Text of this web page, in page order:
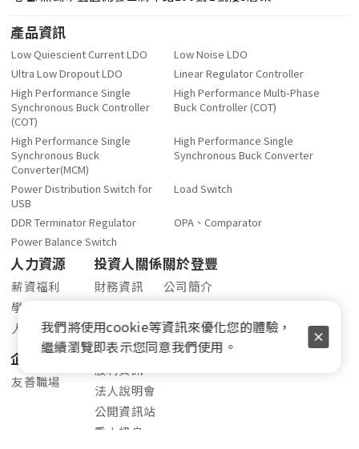
產品資訊
Low Quiescient Current LDO
Low Noise LDO
Ultra Low Dropout LDO
Linear Regulator Controller
High Performance Single
Synchronous Buck Controller
(COT)
High Performance Multi-Phase
Buck Controller (COT)
High Performance Single
Synchronous Buck
Converter(MCM)
High Performance Single
Synchronous Buck Converter
Power Distribution Switch for
USB
Load Switch
DDR Terminator Regulator
OPA、Comparator
Power Balance Switch
人力資源
薪資福利
學習發展
人才招募
企業社會責任
友善職場
投資人關係
財務資訊
股東專欄
股價查詢
股利資訊
法人說明會
公開資訊站
重大訊息
關於登豐
公司簡介
最新消息
聯絡我們
我們將使用cookie等資訊來優化您的體驗，
繼續瀏覽即表示您同意我們使用。